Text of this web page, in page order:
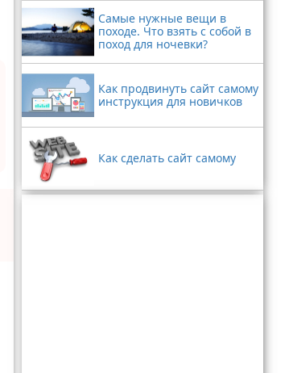
Самые нужные вещи в
походе. Что взять с собой в
поход для ночевки?
Как продвинуть сайт самому
инструкция для новичков
Как сделать сайт самому